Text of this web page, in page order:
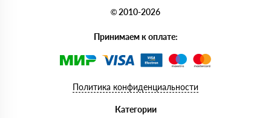
© 2010-2026
Принимаем к оплате:
Политика конфиденциальности
Категории